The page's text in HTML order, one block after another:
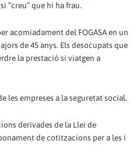
“creu” que hi ha frau.
acomiadament del FOGASA en un
de 45 anys. Els desocupats que
la prestació si viatgen a
les empreses a la seguretat social.
derivades de la Llei de
de cotitzacions per a les i